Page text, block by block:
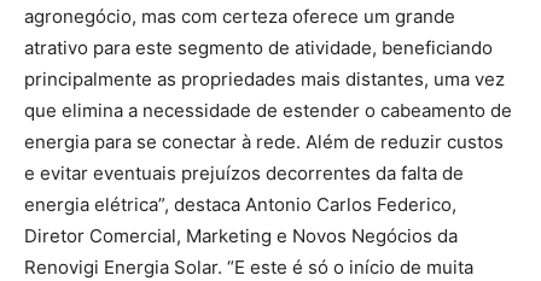
agronegócio, mas com certeza oferece um grande
atrativo para este segmento de atividade, beneficiando
principalmente as propriedades mais distantes, uma vez
que elimina a necessidade de estender o cabeamento de
energia para se conectar à rede. Além de reduzir custos
e evitar eventuais prejuízos decorrentes da falta de
energia elétrica”, destaca Antonio Carlos Federico,
Diretor Comercial, Marketing e Novos Negócios da
Renovigi Energia Solar. “E este é só o início de muita